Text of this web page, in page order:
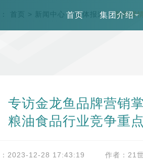
首页 集团介绍
首页 > 新闻中心 > 媒体报道 > 新闻详
专访金龙鱼品牌营销
粮油食品行业竞争重
2023-12-28 17:43:19 作者：21